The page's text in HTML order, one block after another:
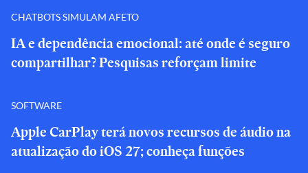
CHATBOTS SIMULAM AFETO
IA e dependência emocional: até onde é seguro
compartilhar? Pesquisas reforçam limite
SOFTWARE
Apple CarPlay terá novos recursos de áudio na
atualização do iOS 27; conheça funções